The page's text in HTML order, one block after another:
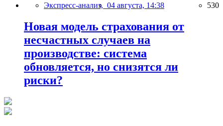
Экспресс-анализ, 04 августа, 14:38 530
Новая модель страхования от
несчастных случаев на
производстве: система
обновляется, но снизятся ли
риски?